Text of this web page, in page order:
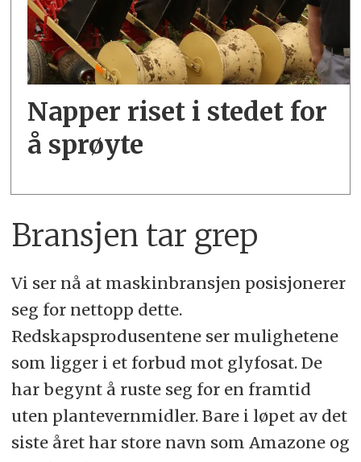
Napper riset i stedet for
å sprøyte
Bransjen tar grep
Vi ser nå at maskinbransjen posisjonerer
seg for nettopp dette.
Redskapsprodusentene ser mulighetene
som ligger i et forbud mot glyfosat. De
har begynt å ruste seg for en framtid
uten plantevernmidler. Bare i løpet av det
siste året har store navn som Amazone og